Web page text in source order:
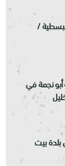
/
أبو نجمة في
بيت